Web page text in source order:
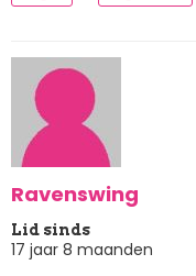
Ravenswing
Lid sinds
17 jaar 8 maanden